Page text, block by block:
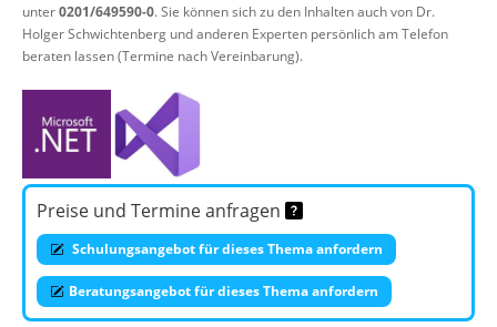
unter0201/649590-0. Sie können sich zu den Inhalten auch von Dr.
Holger Schwichtenberg und anderen Experten persönlich am Telefon
beraten lassen (Termine nach Vereinbarung).
Preise und Termine anfragen
Schulungsangebot für dieses Thema anfordern
Beratungsangebot für dieses Thema anfordern